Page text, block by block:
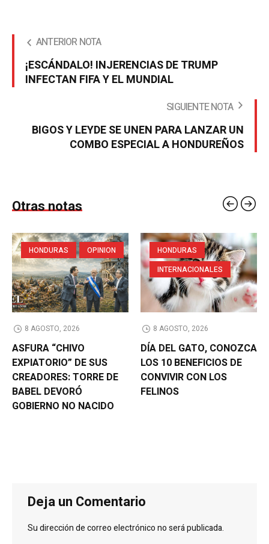
ANTERIOR NOTA
¡ESCÁNDALO! INJERENCIAS DE TRUMP
INFECTAN FIFA Y EL MUNDIAL
SIGUIENTE NOTA
BIGOS Y LEYDE SE UNEN PARA LANZAR UN
COMBO ESPECIAL A HONDUREÑOS
Otras notas
HONDURAS OPINION
8 AGOSTO, 2026
ASFURA “CHIVO
EXPIATORIO” DE SUS
CREADORES: TORRE DE
BABEL DEVORÓ
GOBIERNO NO NACIDO
HONDURAS
INTERNACIONALES
8 AGOSTO, 2026
DÍA DEL GATO, CONOZCA
LOS 10 BENEFICIOS DE
CONVIVIR CON LOS
FELINOS
Deja un Comentario
Su dirección de correo electrónico no será publicada.